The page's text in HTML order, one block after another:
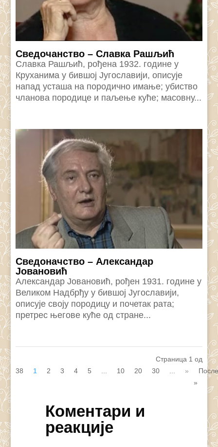
Сведочанство – Славка Рашљић
Славка Рашљић, рођена 1932. године у
Круханима у бившој Југославији, описује
напад усташа на породично имање; убиство
чланова породице и паљење куће; масовну...
Сведоначство – Александар
Јовановић
Александар Јовановић, рођен 1931. године у
Великом Надбрђу у бившој Југославији,
описује своју породицу и почетак рата;
претрес његове куће од стране...
Страница 1 од
38
1 2 3 4 5 10 20 30 »
»
Коментари и
реакције